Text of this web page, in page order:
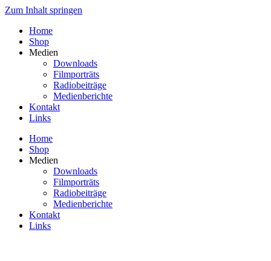
Zum Inhalt springen
Home
Shop
Medien
Downloads
Filmporträts
Radiobeiträge
Medienberichte
Kontakt
Links
Home
Shop
Medien
Downloads
Filmporträts
Radiobeiträge
Medienberichte
Kontakt
Links